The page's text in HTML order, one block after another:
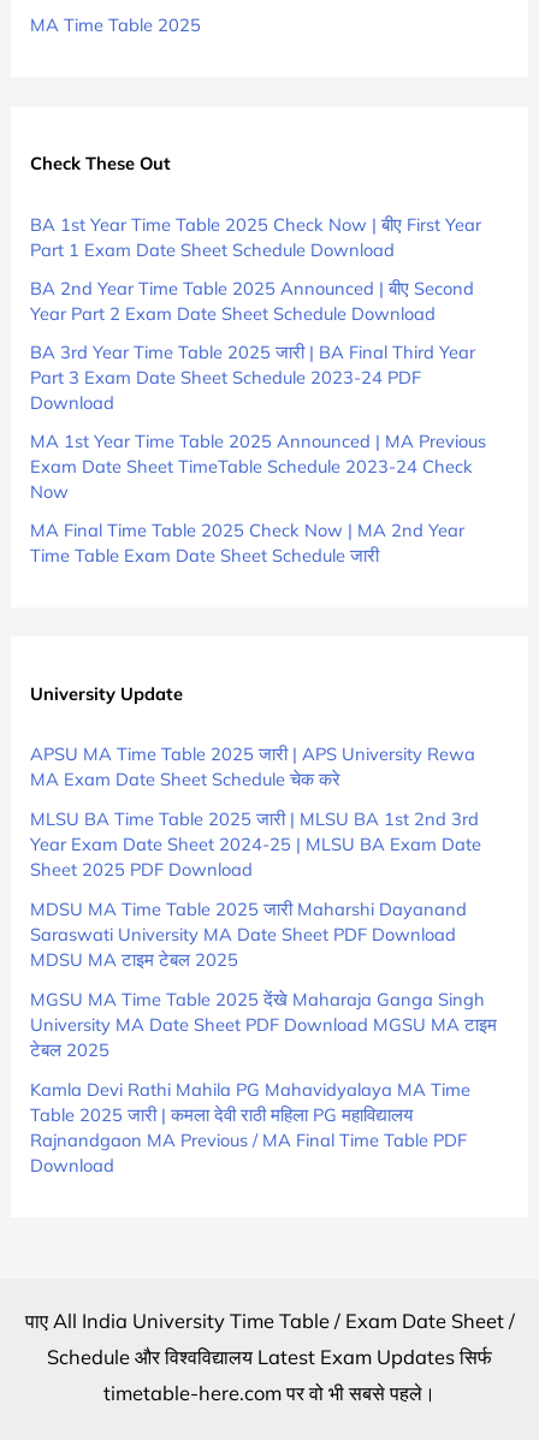
MA Time Table 2025
Check These Out
BA 1st Year Time Table 2025 Check Now | बीए First Year
Part 1 Exam Date Sheet Schedule Download
BA 2nd Year Time Table 2025 Announced | बीए Second
Year Part 2 Exam Date Sheet Schedule Download
BA 3rd Year Time Table 2025 जारी | BA Final Third Year
Part 3 Exam Date Sheet Schedule 2023-24 PDF
Download
MA 1st Year Time Table 2025 Announced | MA Previous
Exam Date Sheet TimeTable Schedule 2023-24 Check
Now
MA Final Time Table 2025 Check Now | MA 2nd Year
Time Table Exam Date Sheet Schedule जारी
University Update
APSU MA Time Table 2025 जारी | APS University Rewa
MA Exam Date Sheet Schedule चेक करे
MLSU BA Time Table 2025 जारी | MLSU BA 1st 2nd 3rd
Year Exam Date Sheet 2024-25 | MLSU BA Exam Date
Sheet 2025 PDF Download
MDSU MA Time Table 2025 जारी Maharshi Dayanand
Saraswati University MA Date Sheet PDF Download
MDSU MA टाइम टेबल 2025
MGSU MA Time Table 2025 देंखे Maharaja Ganga Singh
University MA Date Sheet PDF Download MGSU MA टाइम
टेबल 2025
Kamla Devi Rathi Mahila PG Mahavidyalaya MA Time
Table 2025 जारी | कमला देवी राठी महिला PG महाविद्यालय
Rajnandgaon MA Previous / MA Final Time Table PDF
Download
पाए All India University Time Table / Exam Date Sheet /
Schedule और विश्वविद्यालय Latest Exam Updates सिर्फ
timetable-here.com पर वो भी सबसे पहले।